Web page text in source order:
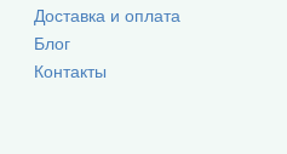
Доставка и оплата
Блог
Контакты